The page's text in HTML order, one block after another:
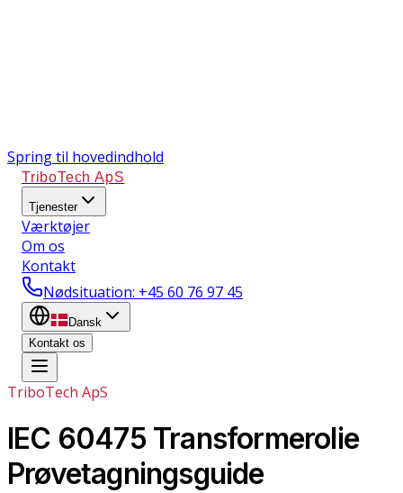
Spring til hovedindhold
TriboTech ApS
Tjenester
Værktøjer
Om os
Kontakt
Nødsituation: +45 60 76 97 45
Dansk
Kontakt os
TriboTech ApS
IEC 60475 Transformerolie
Prøvetagningsguide